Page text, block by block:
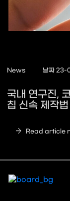
News 날짜
국내 연구진,
칩 신속 제작
arrow_forward Read article